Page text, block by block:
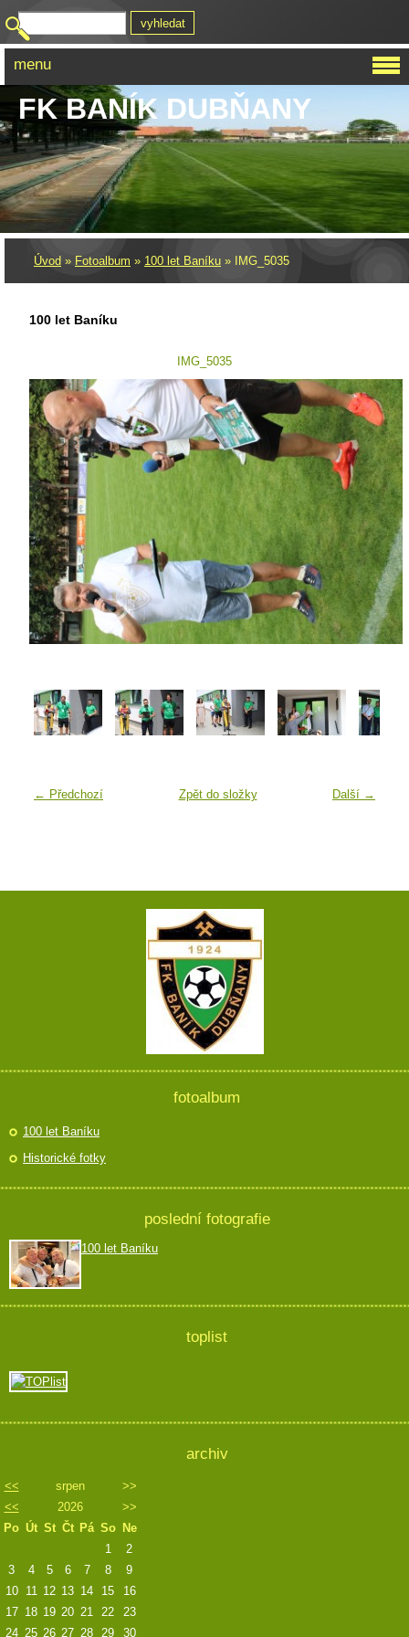
FK BANÍK DUBŇANY
Úvod » Fotoalbum » 100 let Baníku » IMG_5035
100 let Baníku
IMG_5035
← Předchozí Další →
Zpět do složky
menu
fotoalbum
100 let Baníku
Historické fotky
poslední fotografie
100 let Baníku
toplist
archiv
<< srpen
>>
<<
2026
>>
Po Út St Čt Pá So Ne
1
2
3
4 5 6 7 8
9
10
11 12 13 14 15
16
17 18 19 20 21 22
23
24 25 26 27 28 29 30